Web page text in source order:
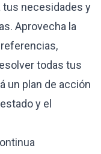
tus necesidades y
Aprovecha la
todas tus
un plan de acción
y el